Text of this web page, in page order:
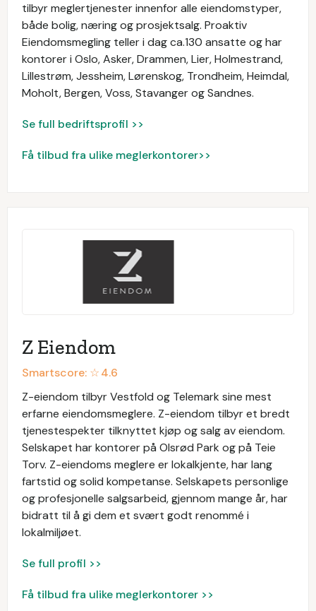
tilbyr meglertjenester innenfor alle eiendomstyper,
både bolig, næring og prosjektsalg. Proaktiv
Eiendomsmegling teller i dag ca.130 ansatte og har
kontorer i Oslo, Asker, Drammen, Lier, Holmestrand,
Lillestrøm, Jessheim, Lørenskog, Trondheim, Heimdal,
Moholt, Bergen, Voss, Stavanger og Sandnes.
Se full bedriftsprofil >>
Få tilbud fra ulike meglerkontorer>>
Z Eiendom
Smartscore: ☆4.6
Z-eiendom tilbyr Vestfold og Telemark sine mest
erfarne eiendomsmeglere. Z-eiendom tilbyr et bredt
tjenestespekter tilknyttet kjøp og salg av eiendom.
Selskapet har kontorer på Olsrød Park og på Teie
Torv. Z-eiendoms meglere er lokalkjente, har lang
fartstid og solid kompetanse. Selskapets personlige
og profesjonelle salgsarbeid, gjennom mange år, har
bidratt til å gi dem et svært godt renommé i
lokalmiljøet.
Se full profil >>
Få tilbud fra ulike meglerkontorer >>